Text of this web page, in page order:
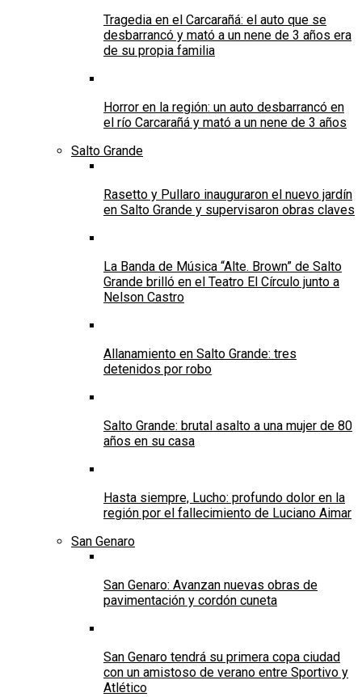
Tragedia en el Carcarañá: el auto que se
desbarrancó y mató a un nene de 3 años era
de su propia familia
Horror en la región: un auto desbarrancó en
el río Carcarañá y mató a un nene de 3 años
Salto Grande
Rasetto y Pullaro inauguraron el nuevo jardín
en Salto Grande y supervisaron obras claves
La Banda de Música “Alte. Brown” de Salto
Grande brilló en el Teatro El Círculo junto a
Nelson Castro
Allanamiento en Salto Grande: tres
detenidos por robo
Salto Grande: brutal asalto a una mujer de 80
años en su casa
Hasta siempre, Lucho: profundo dolor en la
región por el fallecimiento de Luciano Aimar
San Genaro
San Genaro: Avanzan nuevas obras de
pavimentación y cordón cuneta
San Genaro tendrá su primera copa ciudad
con un amistoso de verano entre Sportivo y
Atlético